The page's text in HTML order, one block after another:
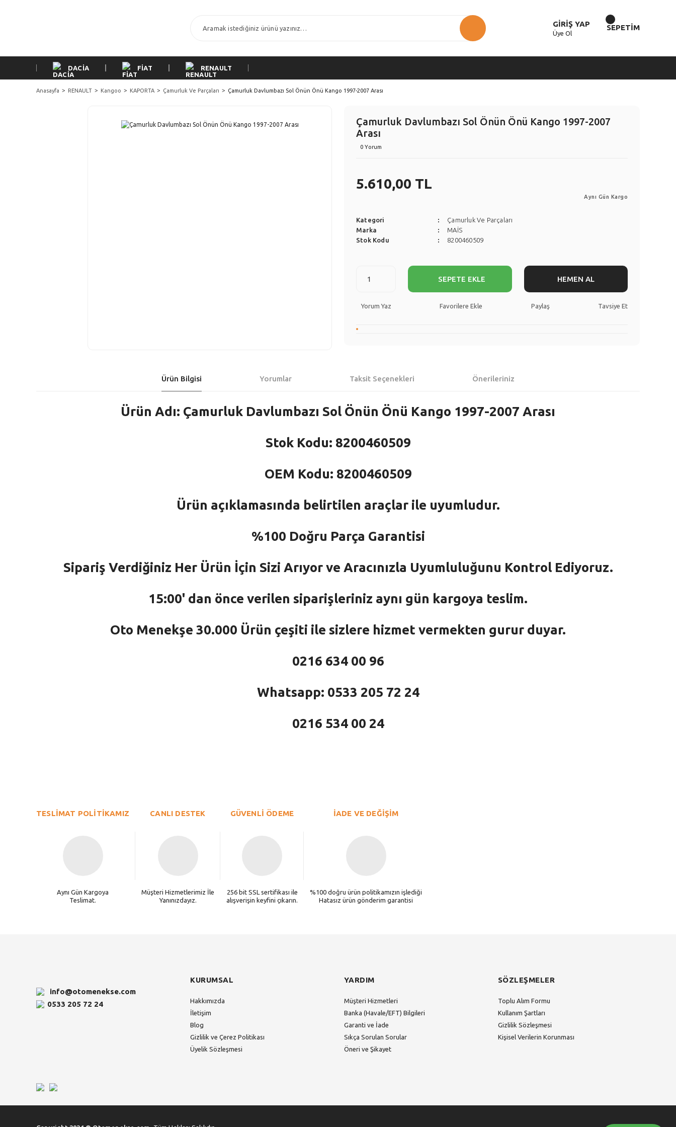
GİRİŞ YAP
Üye Ol
SEPETİM
DACİA FİAT RENAULT
Anasayfa RENAULT Kangoo KAPORTA Çamurluk Ve Parçaları Çamurluk Davlumbazı Sol Önün Önü Kango 1997-2007 Arası
Çamurluk Davlumbazı Sol Önün Önü Kango 1997-2007
Arası
0 Yorum
5.610,00 TL
Aynı Gün Kargo
Kategori
Çamurluk Ve Parçaları
Marka
MAİS
Stok Kodu
8200460509
SEPETE EKLE HEMEN AL
Yorum Yaz Paylaş Tavsiye Et
Ürün Bilgisi Yorumlar Taksit Seçenekleri Önerileriniz
Ürün Adı: Çamurluk Davlumbazı Sol Önün Önü Kango 1997-2007 Arası
Stok Kodu: 8200460509
OEM Kodu: 8200460509
Ürün açıklamasında belirtilen araçlar ile uyumludur.
%100 Doğru Parça Garantisi
Sipariş Verdiğiniz Her Ürün İçin Sizi Arıyor ve Aracınızla Uyumluluğunu Kontrol Ediyoruz.
15:00' dan önce verilen siparişleriniz aynı gün kargoya teslim.
Oto Menekşe 30.000 Ürün çeşiti ile sizlere hizmet vermekten gurur duyar.
0216 634 00 96
Whatsapp: 0533 205 72 24
0216 534 00 24
Ürün açıklamasında eksik bilgiler bulunuyor.
TESLİMAT POLİTİKAMIZ
Aynı Gün Kargoya
Teslimat.
CANLI DESTEK
Müşteri Hizmetlerimiz İle
Yanınızdayız.
GÜVENLİ ÖDEME
256 bit SSL sertifikası ile
alışverişin keyfini çıkarın.
İADE VE DEĞİŞİM
%100 doğru ürün politikamızın işlediği
Hatasız ürün gönderim garantisi
info@otomenekse.com
0533 205 72 24
KURUMSAL
Hakkımızda
İletişim
Blog
Gizlilik ve Çerez Politikası
Üyelik Sözleşmesi
YARDIM
Müşteri Hizmetleri
Banka (Havale/EFT) Bilgileri
Garanti ve İade
Sıkça Sorulan Sorular
Öneri ve Şikayet
SÖZLEŞMELER
Toplu Alım Formu
Kullanım Şartları
Gizlilik Sözleşmesi
Kişisel Verilerin Korunması